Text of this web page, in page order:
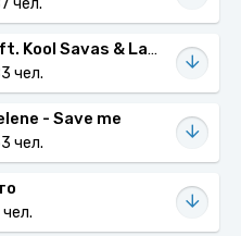
Oxxxymiron ft. Kool Savas & Laskah - Aghori (Dunkler Tag)
чел.
- Save me
чел.